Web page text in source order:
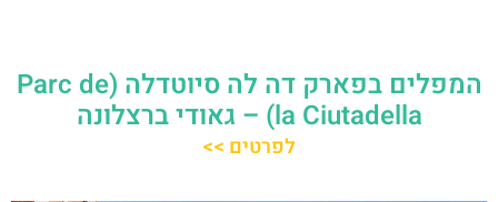
המפלים בפארק דה לה סיוטדלה (Parc de
la Ciutadella) – גאודי ברצלונה
לפרטים >>